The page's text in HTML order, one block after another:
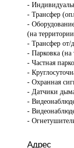
-
- Трансфер
-
(на
- Трансфер от/
- Парковка (на
- Частная
-
- Охранная
- Датчики
-
-
-
Адрес